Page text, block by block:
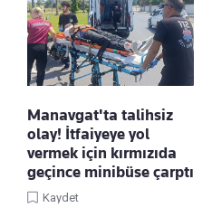
Manavgat'ta talihsiz
olay! İtfaiyeye yol
vermek için kırmızıda
geçince minibüse çarptı
Kaydet